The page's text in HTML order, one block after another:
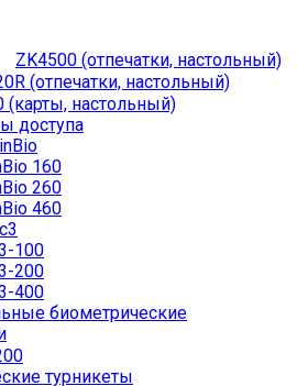
ZK4500 (отпечатки, настольный)
(отпечатки, настольный)
(карты, настольный)
доступа
160
260
460
100
200
400
биометрические
турникеты